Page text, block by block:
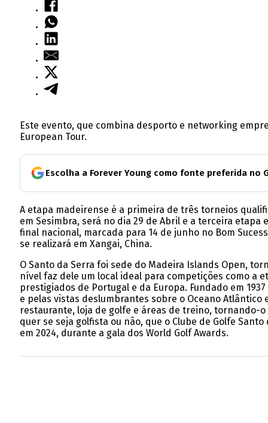
Este evento, que combina desporto e networking
European Tour.
Escolha a Forever Young como fonte preferida no
A etapa madeirense é a primeira de três torneios
em Sesimbra, será no dia 29 de Abril e a terceira
final nacional, marcada para 14 de junho no Bom
se realizará em Xangai, China.
O Santo da Serra foi sede do Madeira Islands Open,
nível faz dele um local ideal para competições como a
prestigiados de Portugal e da Europa. Fundado em
e pelas vistas deslumbrantes sobre o Oceano
restaurante, loja de golfe e áreas de treino, tornando-
quer se seja golfista ou não, que o Clube de Golfe
em 2024, durante a gala dos World Golf Awards.